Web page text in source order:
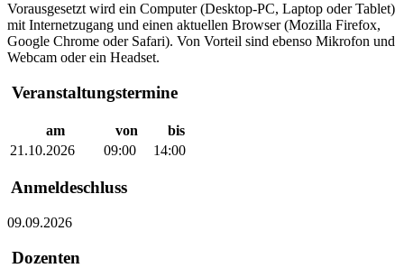
Vorausgesetzt wird ein Computer (Desktop-PC, Laptop oder Tablet)
mit Internetzugang und einen aktuellen Browser (Mozilla Firefox,
Google Chrome oder Safari). Von Vorteil sind ebenso Mikrofon und
Webcam oder ein Headset.
Veranstaltungstermine
am von
bis
21.10.2026
09:00 14:00
Anmeldeschluss
09.09.2026
Dozenten